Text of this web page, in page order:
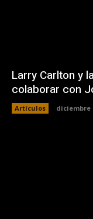
Larry Carlton y
colaborar con
Artículos diciembre